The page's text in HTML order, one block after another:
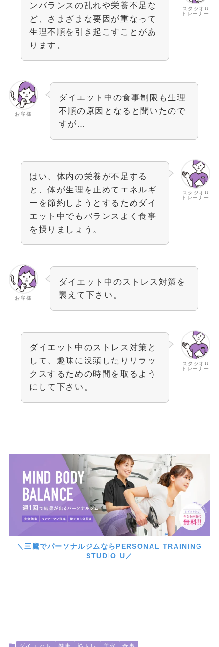
スタジオU
トレーナー
ンバランスの乱れや栄養不足な
ど、さまざまな要因が重なって
生理不順を引き起こすことがあ
ります。
お客様
ダイエット中の食事制限も生理
不順の原因となると聞いたので
すが…
スタジオU
トレーナー
はい、体内の栄養が不足する
と、体が生理を止めてエネルギ
ーを節約しようとするためダイ
エット中でもバランスよく食事
を摂りましょう。
お客様
ダイエット中のストレス対策を
襲えて下さい。
スタジオU
トレーナー
ダイエット中のストレス対策と
して、趣味に没頭したりリラッ
クスするための時間を取るよう
にして下さい。
＼三鷹でパーソナルジムならPERSONAL TRAINING
STUDIO U／